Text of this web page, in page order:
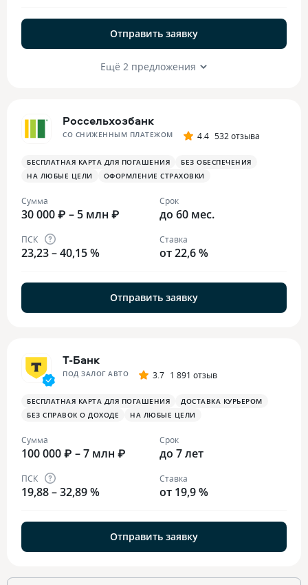
Отправить заявку
Ещё 2 предложения
Россельхозбанк
СО СНИЖЕННЫМ ПЛАТЕЖОМ 4.4 532 отзыва
БЕСПЛАТНАЯ КАРТА ДЛЯ ПОГАШЕНИЯ
БЕЗ ОБЕСПЕЧЕНИЯ
НА ЛЮБЫЕ ЦЕЛИ
ОФОРМЛЕНИЕ СТРАХОВКИ
Сумма
30 000 ₽ – 5 млн ₽
Срок
до 60 мес.
ПСК
23,23 – 40,15 %
Ставка
от 22,6 %
Отправить заявку
Т-Банк
ПОД ЗАЛОГ АВТО 3.7 1 891 отзыв
БЕСПЛАТНАЯ КАРТА ДЛЯ ПОГАШЕНИЯ
ДОСТАВКА КУРЬЕРОМ
БЕЗ СПРАВОК О ДОХОДЕ
НА ЛЮБЫЕ ЦЕЛИ
Сумма
100 000 ₽ – 7 млн ₽
Срок
до 7 лет
ПСК
19,88 – 32,89 %
Ставка
от 19,9 %
Отправить заявку